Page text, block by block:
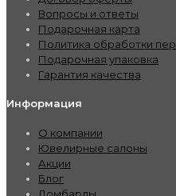
Вопросы и ответы
Подарочная карта
Политика обработки
Подарочная упаковка
Гарантия качества
Информация
О компании
Ювелирные салоны
Акции
Блог
Ломбарды